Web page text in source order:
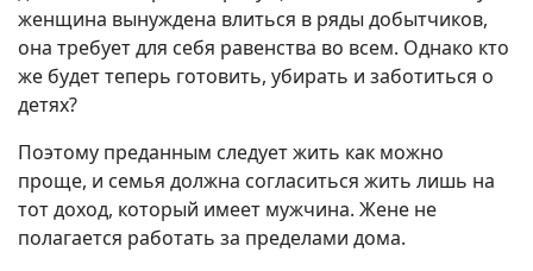
женщина вынуждена влиться в ряды добытчиков,
она требует для себя равенства во всем. Однако кто
же будет теперь готовить, убирать и заботиться о
детях?
Поэтому преданным следует жить как можно
проще, и семья должна согласиться жить лишь на
тот доход, который имеет мужчина. Жене не
полагается работать за пределами дома.